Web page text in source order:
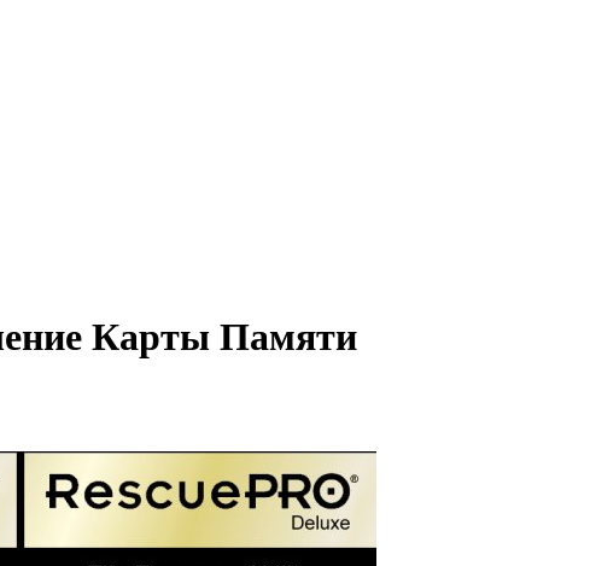
Карты Памяти